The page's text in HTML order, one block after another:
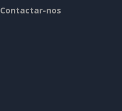
Contactar-nos